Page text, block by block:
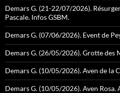
Demars G. (21-22/07/2026).
Pascale. Infos GSBM.
Demars G. (07/06/2026). Event de
Demars G. (26/05/2026). Grotte des
Demars G. (10/05/2026). Aven de la
Demars G. (10/05/2026). Aven Rosa.